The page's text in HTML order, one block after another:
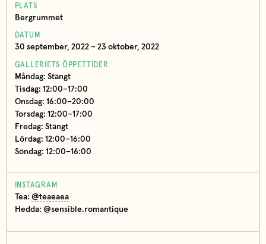
PLATS
Bergrummet
DATUM
30 september, 2022 – 23 oktober, 2022
GALLERIETS ÖPPETTIDER
Måndag: Stängt
Tisdag: 12:00–17:00
Onsdag: 16:00–20:00
Torsdag: 12:00–17:00
Fredag: Stängt
Lördag: 12:00–16:00
Söndag: 12:00–16:00
INSTAGRAM
Tea: @teaeaea
Hedda: @sensible.romantique